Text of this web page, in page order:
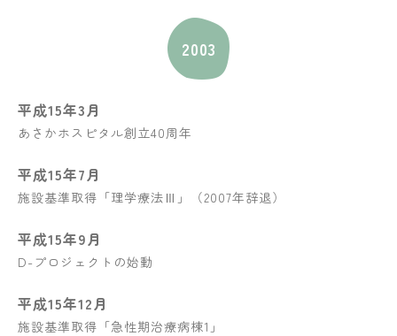
2003
平成15年3月
あさかホスピタル創立40周年
平成15年7月
施設基準取得「理学療法Ⅲ」（2007年辞退）
平成15年9月
D-プロジェクトの始動
平成15年12月
施設基準取得「急性期治療病棟1」